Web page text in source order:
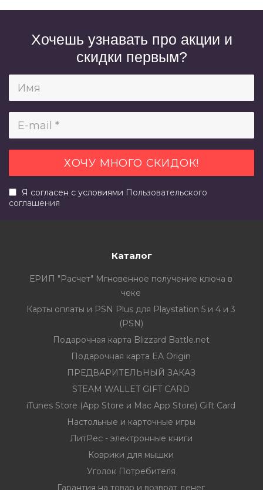
Хочешь узнавать про акции и
скидки первым?
Я согласен с условиями Пользовательского
соглашения
Каталог
ЕРИП "Расчет" Мгновенное получение ключа в
чеке
Карты оплаты и PSN Plus для Playstation 5 и 4 и 3
(PSN)
Подарочная карта Blizzard Battle.net
Подарочная карта EA Origin
ПРЕДВАРИТЕЛЬНЫЙ ЗАКАЗ
STEAM WALLET GIFT CARD
iTunes Store (App Store и Mac App Store) Gift Card
Настольные и карточные игры
ЛитРес - электронные книги
Коврики для мышки
Уголок Потребителя
Гарантия на товар и возврат денег